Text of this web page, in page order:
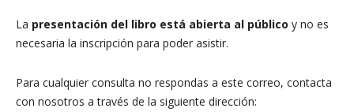
La presentación del libro está abierta al público y no es
necesaria la inscripción para poder asistir.
Para cualquier consulta no respondas a este correo, contacta
con nosotros a través de la siguiente dirección: